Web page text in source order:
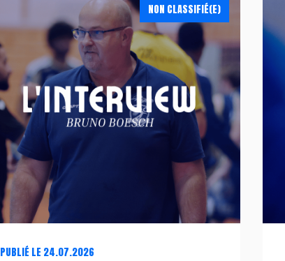
NON CLASSIFIÉ(E)
PUBLIÉ LE 24.07.2026